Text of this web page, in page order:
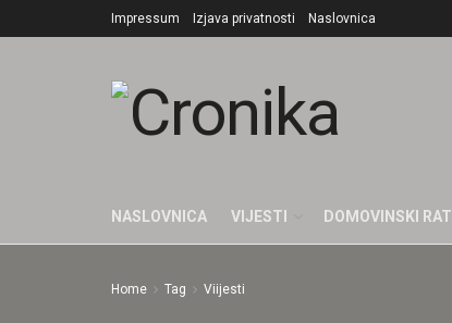
Impressum Izjava privatnosti Naslovnica
NASLOVNICA VIJESTI DOMOVINSKI RAT
Home Tag Viijesti